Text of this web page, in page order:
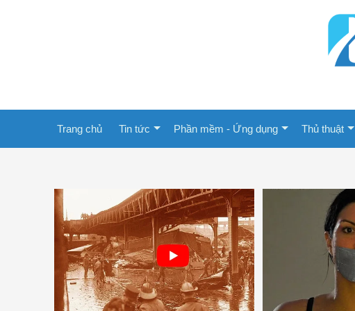
Trang chủ Tin tức Phần mềm - Ứng dụng Thủ thuật